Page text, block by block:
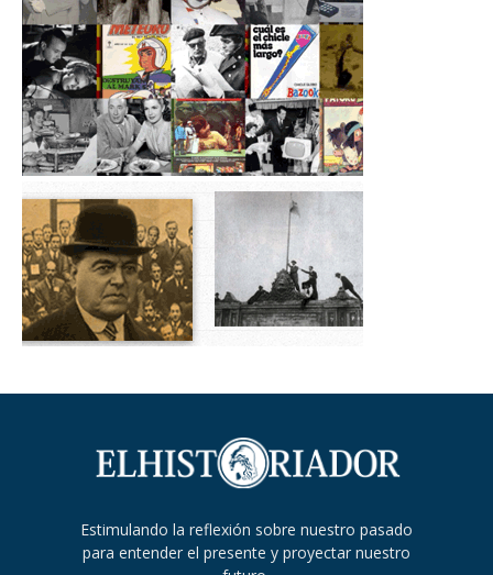
Estimulando la reflexión sobre nuestro pasado
para entender el presente y proyectar nuestro